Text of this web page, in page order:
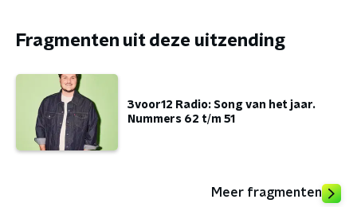
Fragmenten uit deze uitzending
3voor12 Radio: Song van het jaar.
Nummers 62 t/m 51
Meer fragmenten